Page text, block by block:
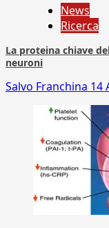
News
Ricerca
La proteina chiave
neuroni
Salvo Franchina 14